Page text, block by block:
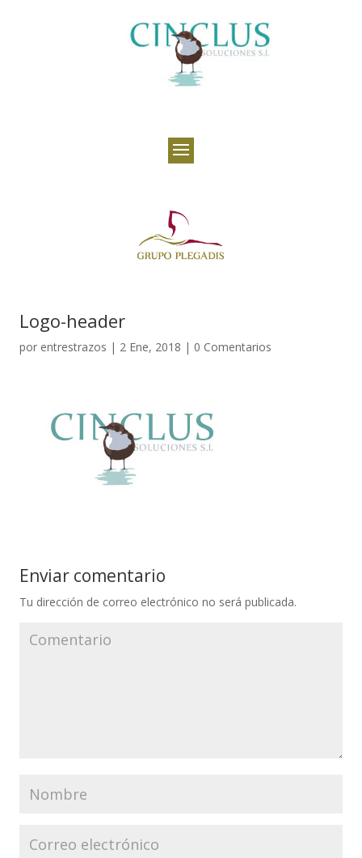
Logo-header
por entrestrazos | 2 Ene, 2018 | 0 Comentarios
Enviar comentario
Tu dirección de correo electrónico no será publicada.